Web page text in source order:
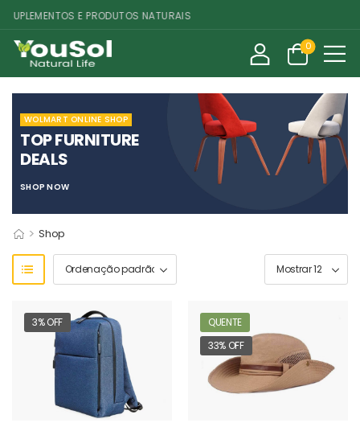
E PRODUTOS NATURAIS
0
WOLMART ONLINE SHOP
TOP FURNITURE
DEALS
SHOP NOW
> Shop
3% OFF
QUENTE
33% OFF